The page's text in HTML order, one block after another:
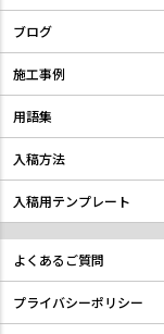
ブログ
施工事例
用語集
入稿方法
入稿用テンプレート
よくあるご質問
プライバシーポリシー